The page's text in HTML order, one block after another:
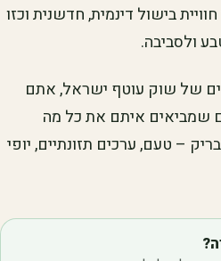
בישול דינמית, חדשנית וכזו
ולסביבה.
של שוק עוטף ישראל, אתם
שמביאים איתם את כל מה
– טעם, ערכים תזונתיים, יופי